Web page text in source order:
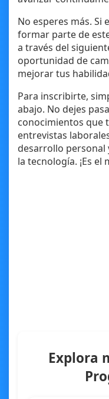
No esperes más. Si
formar parte de
a través del
oportunidad de
mejorar tus
Para inscribirte,
abajo. No dejes
conocimientos que
entrevistas
desarrollo personal
la tecnología. ¡Es
Explora